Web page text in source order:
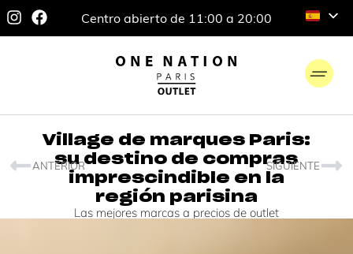
Centro abierto de 11:00 a 20:00
Village de marques Paris:
su destino de compras
imprescindible en la
región parisina
Las mejores marcas a precios de outlet
ANTERIOR SIGUIENTE